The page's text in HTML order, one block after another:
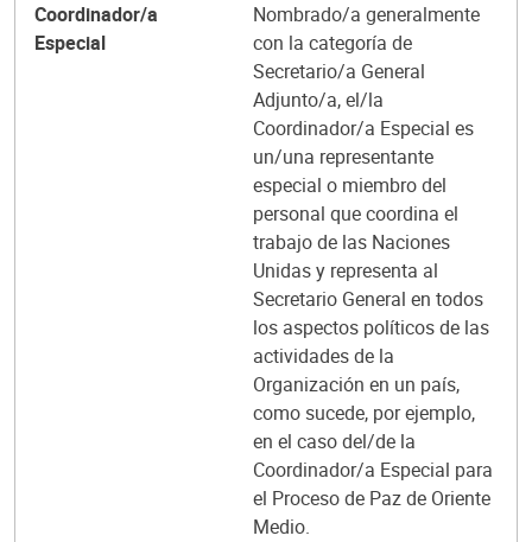
Coordinador/a
Especial
Nombrado/a generalmente
con la categoría de
Secretario/a General
Adjunto/a, el/la
Coordinador/a Especial es
un/una representante
especial o miembro del
personal que coordina el
trabajo de las Naciones
Unidas y representa al
Secretario General en todos
los aspectos políticos de las
actividades de la
Organización en un país,
como sucede, por ejemplo,
en el caso del/de la
Coordinador/a Especial para
el Proceso de Paz de Oriente
Medio.